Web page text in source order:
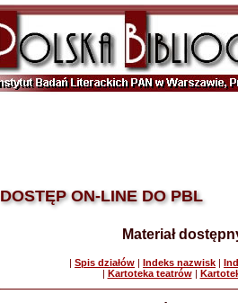
DOSTĘP ON-LINE DO PBL
Materiał
| Spis działów | Indeks nazwisk |
| Kartoteka teatrów|